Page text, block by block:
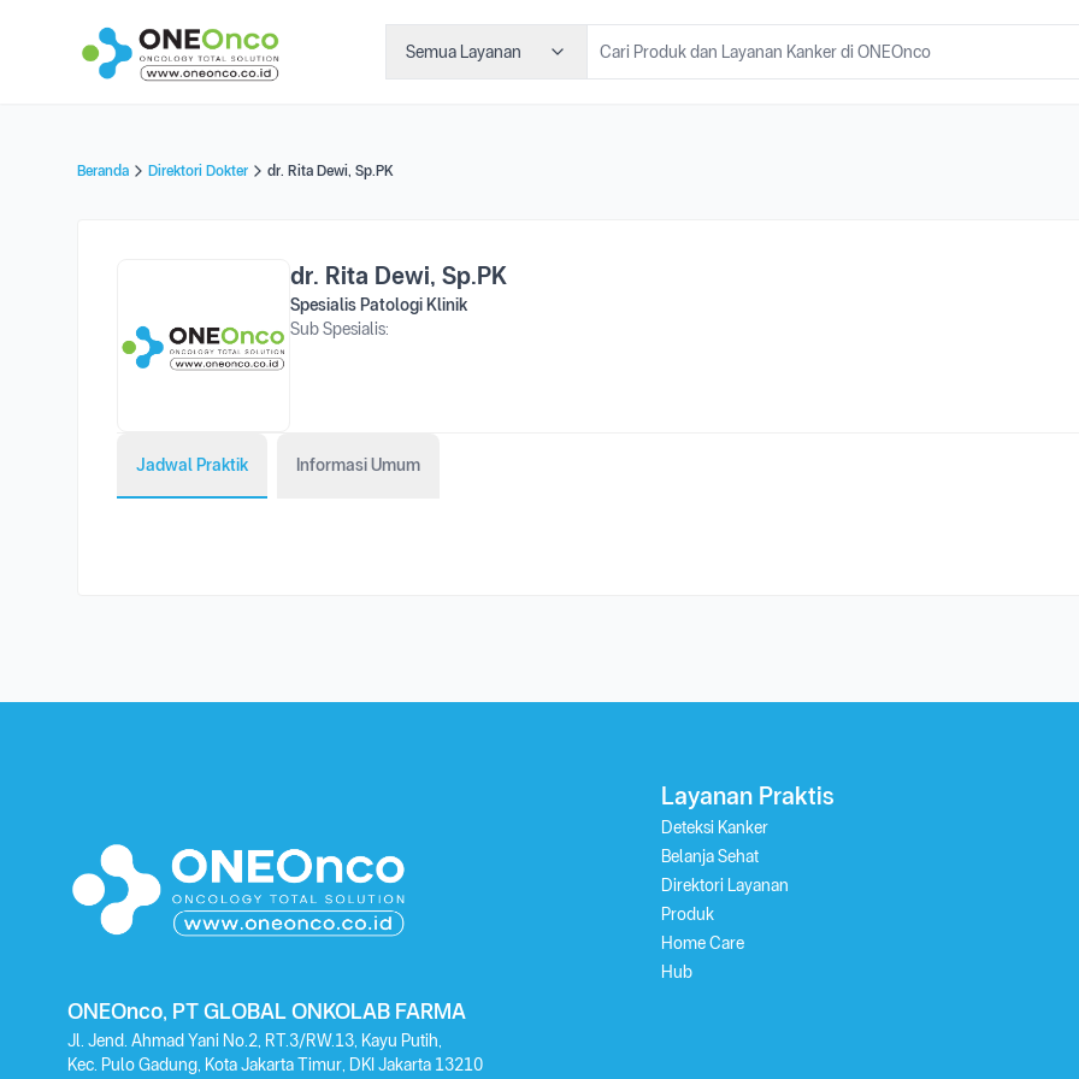
Semua Layanan
Beranda Direktori Dokter dr. Rita Dewi, Sp.PK
dr. Rita Dewi, Sp.PK
Spesialis Patologi Klinik
Sub Spesialis:
Jadwal Praktik Informasi Umum
ONEOnco, PT GLOBAL ONKOLAB FARMA
Jl. Jend. Ahmad Yani No.2, RT.3/RW.13, Kayu Putih,
Kec. Pulo Gadung, Kota Jakarta Timur, DKI Jakarta 13210
Layanan Praktis
Deteksi Kanker
Belanja Sehat
Direktori Layanan
Produk
Home Care
Hub